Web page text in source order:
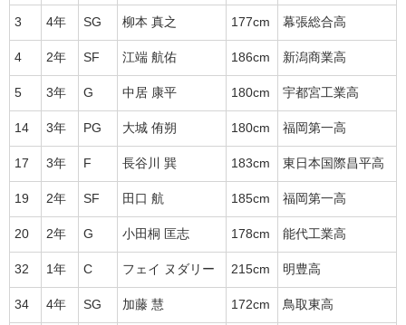
3 4年 SG 柳本 真之 177cm 幕張総合高
4 2年 SF 江端 航佑 186cm 新潟商業高
5 3年 G 中居 康平 180cm 宇都宮工業高
14 3年 PG 大城 侑朔 180cm 福岡第一高
17 3年 F 長谷川 巽 183cm 東日本国際昌平高
19 2年 SF 田口 航 185cm 福岡第一高
20 2年 G 小田桐 匡志 178cm 能代工業高
32 1年 C フェイ ヌダリー 215cm 明豊高
34 4年 SG 加藤 慧 172cm 鳥取東高